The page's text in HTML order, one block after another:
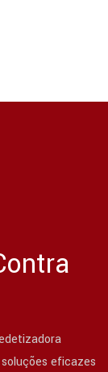
eficazes